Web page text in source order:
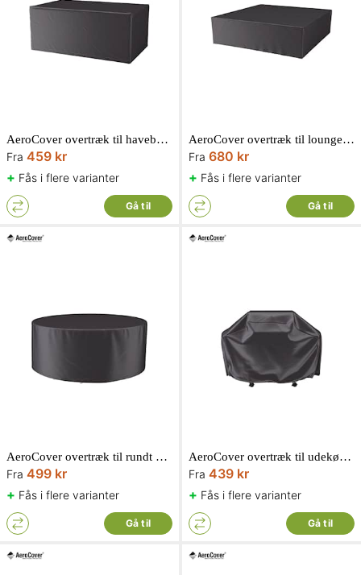
AeroCover overtræk til havebord
Fra 459 kr
+ Fås i flere varianter
Gå til
AeroCover overtræk til loungesæt
Fra 680 kr
+ Fås i flere varianter
Gå til
AeroCover overtræk til rundt havemøbelsæt
Fra 499 kr
+ Fås i flere varianter
Gå til
AeroCover overtræk til udekøkken
Fra 439 kr
+ Fås i flere varianter
Gå til